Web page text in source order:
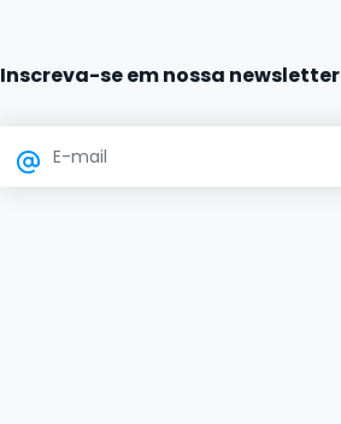
Inscreva-se em nossa newsletter